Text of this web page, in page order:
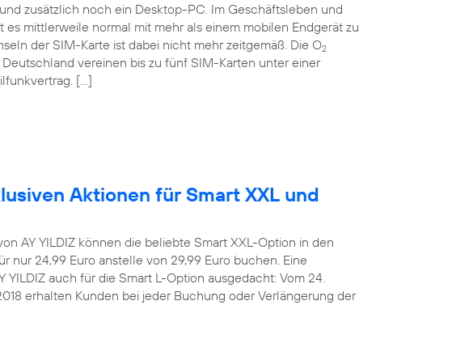
zusätzlich noch ein Desktop-PC. Im Geschäftsleben und
es mittlerweile normal mit mehr als einem mobilen Endgerät zu
der SIM-Karte ist dabei nicht mehr zeitgemäß. Die O2
vereinen bis zu fünf SIM-Karten unter einer
[…]
Aktionen für Smart XXL und
AY YILDIZ können die beliebte Smart XXL-Option in den
nur 24,99 Euro anstelle von 29,99 Euro buchen. Eine
YILDIZ auch für die Smart L-Option ausgedacht: Vom 24.
erhalten Kunden bei jeder Buchung oder Verlängerung der